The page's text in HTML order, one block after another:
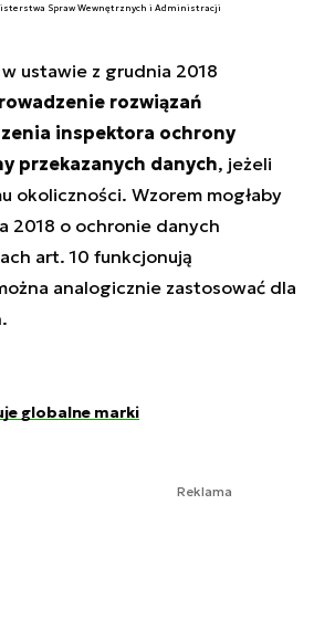
Spraw Wewnętrznych i Administracji
w ustawie z grudnia 2018
rozwiązań
inspektora ochrony
przekazanych danych, jeżeli
okoliczności. Wzorem mogłaby
2018 o ochronie danych
art. 10 funkcjonują
analogicznie zastosować dla
globalne marki
Reklama